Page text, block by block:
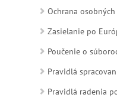
Ochrana
Zasielanie po
Poučenie o
Pravidlá
Pravidlá radenia